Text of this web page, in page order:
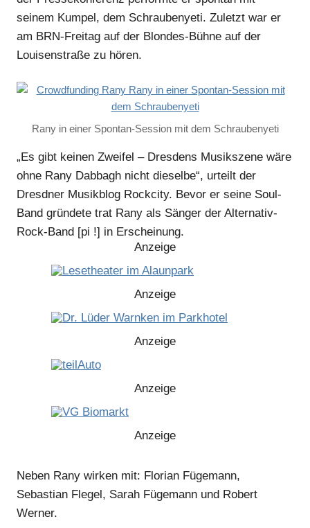
seinem Kumpel, dem Schraubenyeti. Zuletzt war er
am BRN-Freitag auf der Blondes-Bühne auf der
Louisenstraße zu hören.
Rany in einer Spontan-Session mit dem Schraubenyeti
„Es gibt keinen Zweifel – Dresdens Musikszene wäre
ohne Rany Dabbagh nicht dieselbe“, urteilt der
Dresdner Musikblog Rockcity. Bevor er seine Soul-
Band gründete trat Rany als Sänger der Alternativ-
Rock-Band [pi !] in Erscheinung.
Anzeige
Anzeige
Anzeige
Anzeige
Anzeige
Anzeige
Neben Rany wirken mit: Florian Fügemann,
Sebastian Flegel, Sarah Fügemann und Robert
Werner.